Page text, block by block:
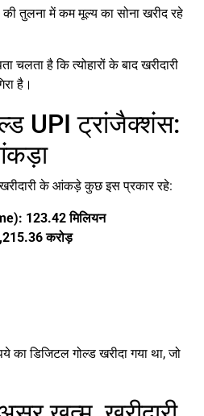
की तुलना में कम मूल्य का सोना खरीद रहे
चलता है कि त्योहारों के बाद खरीदारी
है।
UPI ट्रांजैक्शंस:
के आंकड़े कुछ इस प्रकार रहे:
123.42 मिलियन
करोड़
डिजिटल गोल्ड खरीदा गया था, जो